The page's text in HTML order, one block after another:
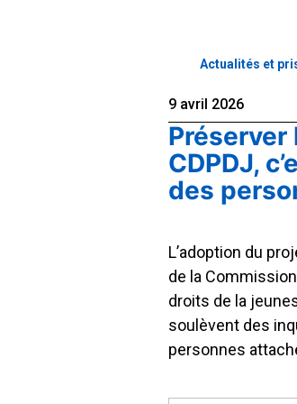
Actualités et
9 avril 2026
Préserver
CDPDJ,
des
L’adoption du
de la
droits de la
soulèvent des
personnes